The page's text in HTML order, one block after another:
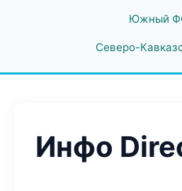
Южный
Северо-
Инфо